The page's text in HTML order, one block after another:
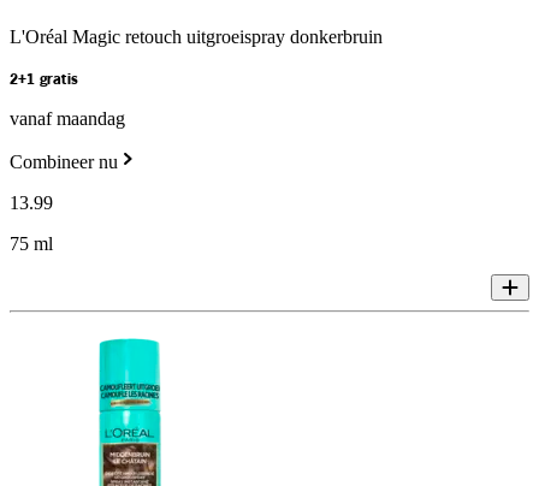
L'Oréal Magic retouch uitgroeispray donkerbruin
2+1 gratis
vanaf maandag
Combineer nu
13.99
75 ml